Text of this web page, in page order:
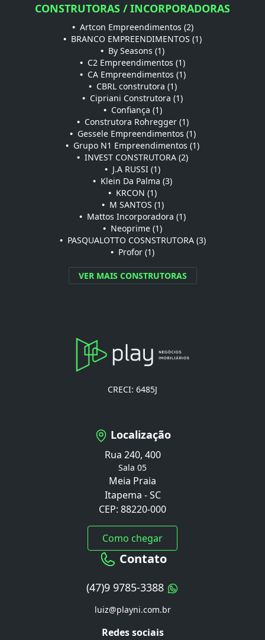
CONSTRUTORAS / INCORPORADORAS
• Artcon Empreendimentos (2)
• BRANCO EMPREENDIMENTOS (1)
• By Seasons (1)
• C2 Empreendimentos (1)
• CA Empreendimentos (1)
• CBRL construtora (1)
• Cipriani Construtora (1)
• Confiança (1)
• Construtora Rohregger (1)
• Gessele Empreendimentos (1)
• Grupo N1 Empreendimentos (1)
• INVEST CONSTRUTORA (2)
• J.A RUSSI (1)
• Klein Da Palma (3)
• KRCON (1)
• M SANTOS (1)
• Mattos Incorporadora (1)
• Neoprime (1)
• PASQUALOTTO COSNSTRUTORA (3)
• Profor (1)
VER MAIS CONSTRUTORAS
CRECI: 6485J
Localização
Rua 240, 400
Sala 05
Meia Praia
Itapema - SC
CEP: 88220-000
Como chegar
Contato
(47)9 9785-3388
luiz@playni.com.br
Redes sociais